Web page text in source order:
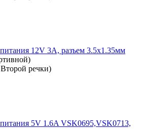
12V 3A, разъем 3.5х1.35мм
речки)
питания 5V 1.6A VSK0695,VSK0713,